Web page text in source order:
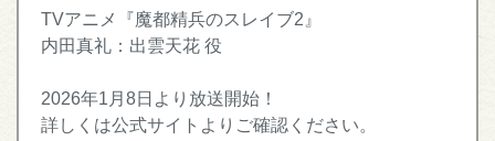
TVアニメ『魔都精兵のスレイブ2』
内田真礼：出雲天花 役
2026年1月8日より放送開始！
詳しくは公式サイトよりご確認ください。